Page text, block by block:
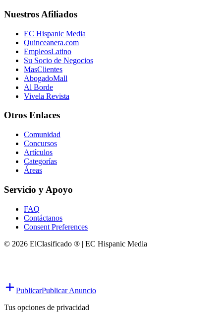
Nuestros Afiliados
EC Hispanic Media
Quinceanera.com
EmpleosLatino
Su Socio de Negocios
MasClientes
AbogadoMall
Al Borde
Vivela Revista
Otros Enlaces
Comunidad
Concursos
Artículos
Categorías
Áreas
Servicio y Apoyo
FAQ
Contáctanos
Consent Preferences
© 2026 ElClasificado ® | EC Hispanic Media
PublicarPublicar Anuncio
Tus opciones de privacidad